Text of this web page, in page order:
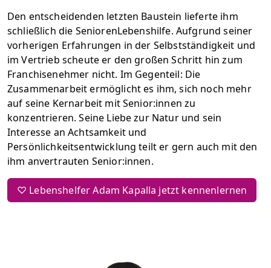
Den entscheidenden letzten Baustein lieferte ihm
schließlich die SeniorenLebenshilfe. Aufgrund seiner
vorherigen Erfahrungen in der Selbstständigkeit und
im Vertrieb scheute er den großen Schritt hin zum
Franchisenehmer nicht. Im Gegenteil: Die
Zusammenarbeit ermöglicht es ihm, sich noch mehr
auf seine Kernarbeit mit Senior:innen zu
konzentrieren. Seine Liebe zur Natur und sein
Interesse an Achtsamkeit und
Persönlichkeitsentwicklung teilt er gern auch mit den
ihm anvertrauten Senior:innen.
♡ Lebenshelfer Adam Kapalla jetzt kennenlernen